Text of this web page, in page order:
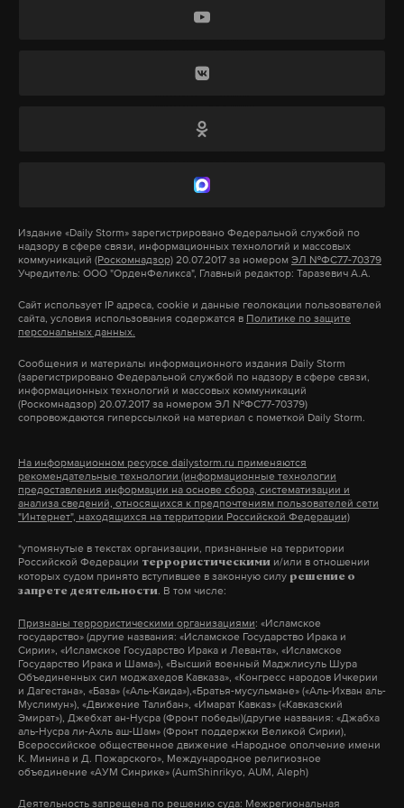
канале от 19 августа. Музыкант свою вину не
Это уже не первое административное
полтора месяца назад его оштрафовали на 50
реестр иностранных агентов в июне 2023 года,
сославшись на его концертную деятельность в
поддержку Украины, высказывания против СВО
и получение поддержки из-за рубежа.
Подпишитесь на Daily Storm вMAX . Он
работает там, где тормозит интернет.
А еще мы есть вTelegram,Дзени VK.
Макс Telegram
Дзен VK
#суд # борис гребенщиков #иноагент
Издание «Daily Storm» зарегистрировано Федеральной службой по
надзору в сфере связи, информационных технологий и массовых
коммуникаций (Роскомнадзор) 20.07.2017 за номером ЭЛ №ФС77-70379
Учредитель: ООО "ОрденФеликса", Главный редактор: Таразевич А.А.
Сайт использует IP адреса, cookie и данные геолокации пользователей
сайта, условия использования содержатся в Политике по защите
персональных данных.
Сообщения и материалы информационного издания Daily Storm
(зарегистрировано Федеральной службой по надзору в сфере связи,
информационных технологий и массовых коммуникаций
(Роскомнадзор) 20.07.2017 за номером ЭЛ №ФС77-70379)
сопровождаются гиперссылкой на материал с пометкой Daily Storm.
На информационном ресурсе dailystorm.ru применяются
рекомендательные технологии (информационные технологии
предоставления информации на основе сбора, систематизации и
анализа сведений, относящихся к предпочтениям пользователей сети
"Интернет", находящихся на территории Российской Федерации)
*упомянутые в текстах организации, признанные на территории
Российской Федерации террористическими и/или в отношении
которых судом принято вступившее в законную силу решение о
запрете деятельности. В том числе:
Признаны террористическими организациями: «Исламское
государство» (другие названия: «Исламское Государство Ирака и
Сирии», «Исламское Государство Ирака и Леванта», «Исламское
Государство Ирака и Шама»), «Высший военный Маджлисуль Шура
Объединенных сил моджахедов Кавказа», «Конгресс народов Ичкерии
и Дагестана», «База» («Аль-Каида»),«Братья-мусульмане» («Аль-Ихван аль-
Муслимун»), «Движение Талибан», «Имарат Кавказ» («Кавказский
Эмират»), Джебхат ан-Нусра (Фронт победы)(другие названия: «Джабха
аль-Нусра ли-Ахль аш-Шам» (Фронт поддержки Великой Сирии),
Всероссийское общественное движение «Народное ополчение имени
К. Минина и Д. Пожарского», Международное религиозное
объединение «АУМ Синрике» (AumShinrikyo, AUM, Aleph)
Деятельность запрещена по решению суда: Межрегиональная